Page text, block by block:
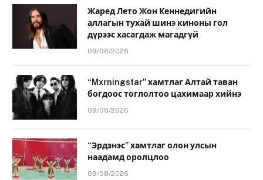
Жаред Лето Жон Кеннедигийн
аллагын тухай шинэ киноны гол
дүрээс хасагдаж магадгүй
09/08/2026
“Mxrningstar” хамтлаг Алтай таван
богдоос тоглолтоо цахимаар хийнэ
09/08/2026
“Эрдэнэс” хамтлаг олон улсын
наадамд оролцлоо
09/08/2026